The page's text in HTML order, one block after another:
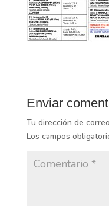
Enviar
Tu dirección de
Los campos